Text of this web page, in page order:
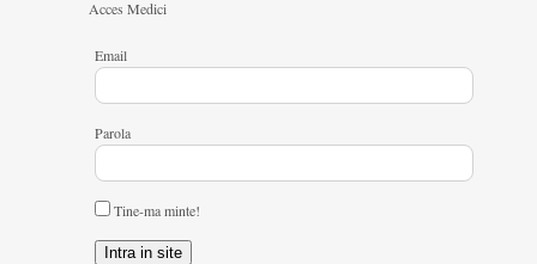
Acces Medici
Email
Parola
Tine-ma minte!